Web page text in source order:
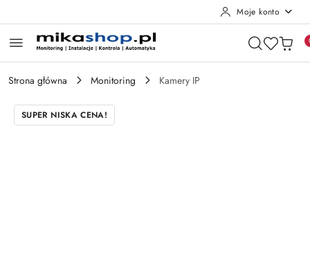
Moje konto
Strona główna Monitoring Kamery IP
SUPER NISKA CENA!